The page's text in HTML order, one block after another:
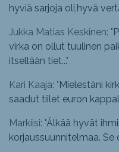
hyviä sarjoja oli,hyvä
Jukka Matias Keskinen: "
virka on ollut tuulinen
itsellään tiet..."
Kari Kaaja: "Mielestäni
saadut tiilet euron
Markiisi: "Älkää hyvät
korjaussuunnitelmaa. Se